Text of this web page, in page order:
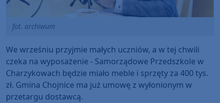
fot. archiwum
We wrześniu przyjmie małych uczniów, a w tej chwili
czeka na wyposażenie - Samorządowe Przedszkole w
Charzykowach będzie miało meble i sprzęty za 400 tys.
zł. Gmina Chojnice ma już umowę z wyłonionym w
przetargu dostawcą.